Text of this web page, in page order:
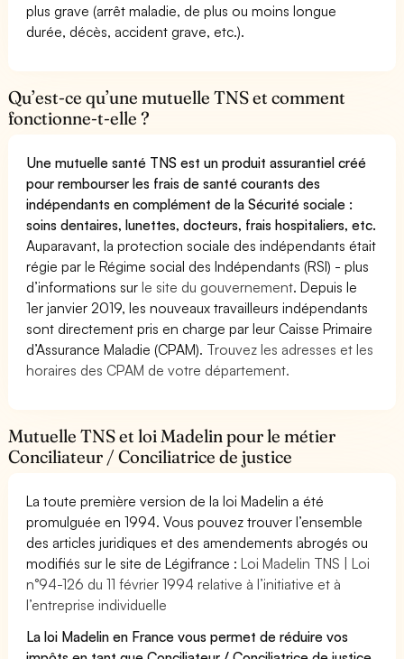
plus grave (arrêt maladie, de plus ou moins longue
durée, décès, accident grave, etc.).
Qu’est-ce qu’une mutuelle TNS et comment
fonctionne-t-elle ?
Une mutuelle santé TNS est un produit assurantiel créé
pour rembourser les frais de santé courants des
indépendants en complément de la Sécurité sociale :
soins dentaires, lunettes, docteurs, frais hospitaliers, etc.
Auparavant, la protection sociale des indépendants était
régie par le Régime social des Indépendants (RSI) - plus
d’informations surle site du gouvernement. Depuis le
1er janvier 2019, les nouveaux travailleurs indépendants
sont directement pris en charge par leur Caisse Primaire
d’Assurance Maladie (CPAM). Trouvez les adresses et les
horaires des CPAM de votre département.
Mutuelle TNS et loi Madelin pour le métier
Conciliateur / Conciliatrice de justice
La toute première version de la loi Madelin a été
promulguée en 1994. Vous pouvez trouver l’ensemble
des articles juridiques et des amendements abrogés ou
modifiés sur le site de Légifrance :Loi Madelin TNS | Loi
n°94-126 du 11 février 1994 relative à l’initiative et à
l’entreprise individuelle
La loi Madelin en France vous permet de réduire vos